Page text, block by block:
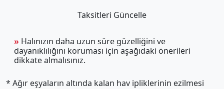
Taksitleri Güncelle
» Halınızın daha uzun süre güzelliğini ve
dayanıklılığını koruması için aşağıdaki önerileri
dikkate almalısınız.
* Ağır eşyaların altında kalan hav ipliklerinin ezilmesi